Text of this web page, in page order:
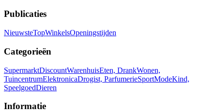
Publicaties
NieuwsteTopWinkelsOpeningstijden
Categorieën
SupermarktDiscountWarenhuisEten, DrankWonen,
TuincentrumElektronicaDrogist, ParfumerieSportModeKind,
SpeelgoedDieren
Informatie